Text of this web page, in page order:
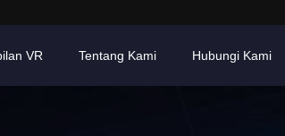
VR Tentang Kami Hubungi Kami